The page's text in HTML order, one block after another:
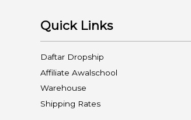
Quick Links
Daftar Dropship
Affiliate Awalschool
Warehouse
Shipping Rates